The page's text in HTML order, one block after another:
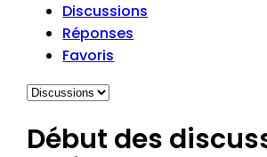
Discussions
Réponses
Favoris
Début des